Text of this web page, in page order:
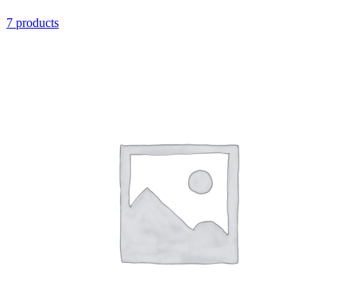
7 products